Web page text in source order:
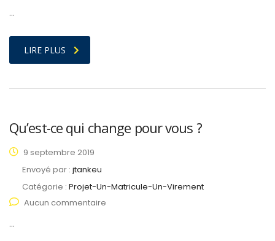
…
LIRE PLUS
Qu’est-ce qui change pour vous ?
9 septembre 2019
Envoyé par : jtankeu
Catégorie : Projet-Un-Matricule-Un-Virement
Aucun commentaire
…